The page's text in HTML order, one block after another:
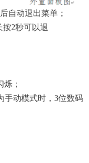
自动退出菜单；
按2秒可以退
；
手动模式时，3位数码